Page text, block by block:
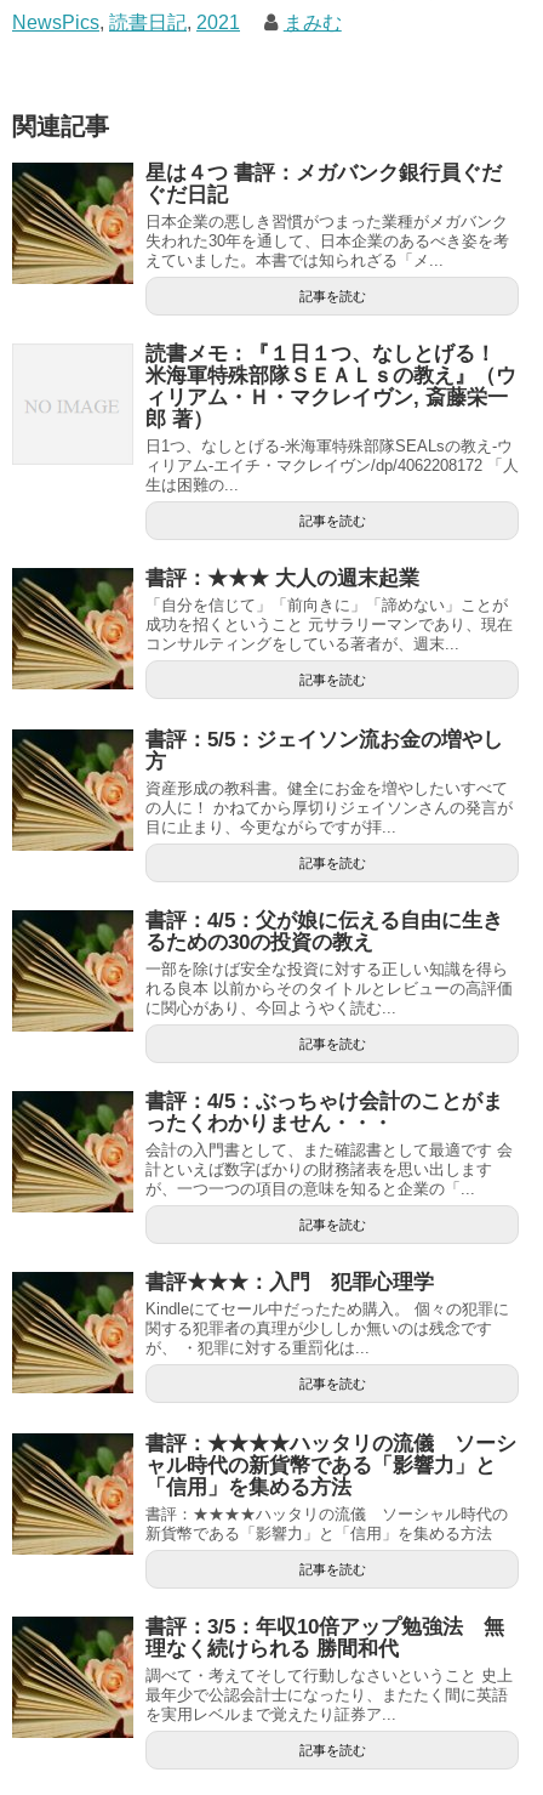
NewsPics, 読書日記, 2021 まみむ
関連記事
星は４つ 書評：メガバンク銀行員ぐだ
ぐだ日記
日本企業の悪しき習慣がつまった業種がメガバンク
失われた30年を通して、日本企業のあるべき姿を考
えていました。本書では知られざる「メ...
記事を読む
読書メモ：『１日１つ、なしとげる！
米海軍特殊部隊ＳＥＡＬｓの教え』（ウ
ィリアム・Ｈ・マクレイヴン, 斎藤栄一
郎 著）
日1つ、なしとげる-米海軍特殊部隊SEALsの教え-ウ
ィリアム-エイチ・マクレイヴン/dp/4062208172 「人
生は困難の...
記事を読む
書評：★★★ 大人の週末起業
「自分を信じて」「前向きに」「諦めない」ことが
成功を招くということ 元サラリーマンであり、現在
コンサルティングをしている著者が、週末...
記事を読む
書評：5/5：ジェイソン流お金の増やし
方
資産形成の教科書。健全にお金を増やしたいすべて
の人に！ かねてから厚切りジェイソンさんの発言が
目に止まり、今更ながらですが拝...
記事を読む
書評：4/5：父が娘に伝える自由に生き
るための30の投資の教え
一部を除けば安全な投資に対する正しい知識を得ら
れる良本 以前からそのタイトルとレビューの高評価
に関心があり、今回ようやく読む...
記事を読む
書評：4/5：ぶっちゃけ会計のことがま
ったくわかりません・・・
会計の入門書として、また確認書として最適です 会
計といえば数字ばかりの財務諸表を思い出します
が、一つ一つの項目の意味を知ると企業の「...
記事を読む
書評★★★：入門 犯罪心理学
Kindleにてセール中だったため購入。 個々の犯罪に
関する犯罪者の真理が少ししか無いのは残念です
が、 ・犯罪に対する重罰化は...
記事を読む
書評：★★★★ハッタリの流儀 ソーシ
ャル時代の新貨幣である「影響力」と
「信用」を集める方法
書評：★★★★ハッタリの流儀 ソーシャル時代の
新貨幣である「影響力」と「信用」を集める方法
記事を読む
書評：3/5：年収10倍アップ勉強法 無
理なく続けられる 勝間和代
調べて・考えてそして行動しなさいということ 史上
最年少で公認会計士になったり、またたく間に英語
を実用レベルまで覚えたり証券ア...
記事を読む